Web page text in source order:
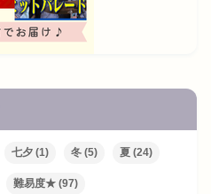
七夕 (1) 冬 (5) 夏 (24)
難易度★ (97)